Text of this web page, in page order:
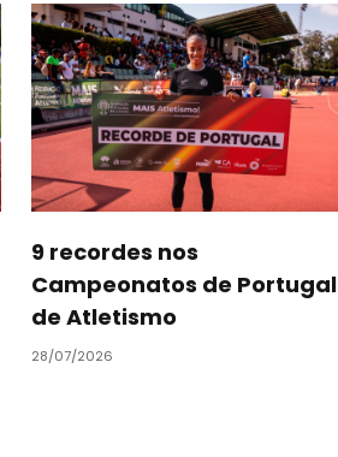
9 recordes nos
Campeonatos de Portugal
de Atletismo
28/07/2026